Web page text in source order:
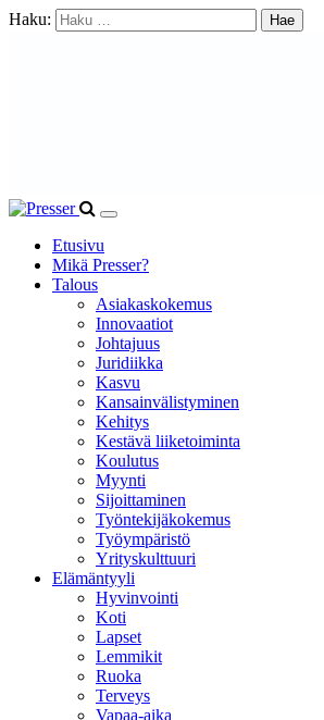
Haku:
Etusivu
Mikä Presser?
Talous
Asiakaskokemus
Innovaatiot
Johtajuus
Juridiikka
Kasvu
Kansainvälistyminen
Kehitys
Kestävä liiketoiminta
Koulutus
Myynti
Sijoittaminen
Työntekijäkokemus
Työympäristö
Yrityskulttuuri
Elämäntyyli
Hyvinvointi
Koti
Lapset
Lemmikit
Ruoka
Terveys
Vapaa-aika